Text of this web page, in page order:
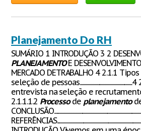
Planejamento Do RH
SUMÁRIO 1 INTRODUÇÃO 3 2
PLANEJAMENTOE
MERCADO DETRABALHO 4 2.1.1
seleção de
entrevista na seleção e recrutamento de
2.1.1.1.2 Processode planejamento